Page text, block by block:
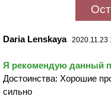
Daria Lenskaya 2020.11.23
Я рекомендую данный
Достоинства: Хорошие
сильно